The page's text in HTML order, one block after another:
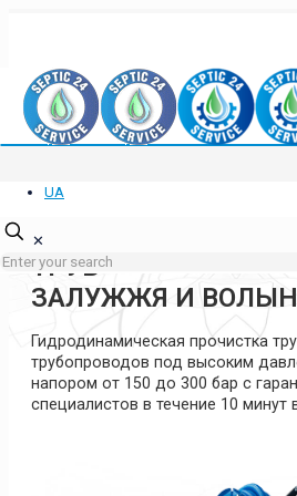
Отзывы клиентов о нас Ответы на частые
Политика конфиденциальности
UA
✕
ПРОЧИСТКА
ТРУБ
ЗАЛУЖЖЯ И
Гидродинамическая прочистка
трубопроводов под высоким
напором от 150 до 300 бар с
специалистов в течение 10 минут